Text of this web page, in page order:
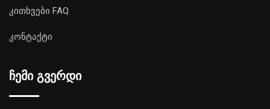
კითხვები FAQ
კონტაქტი
ჩემი გვერდი